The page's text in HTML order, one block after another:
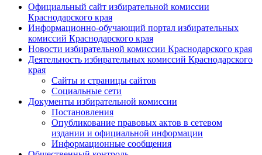
Официальный сайт избирательной комиссии
Краснодарского края
Информационно-обучающий портал избирательных
комиссий Краснодарского края
Новости избирательной комиссии Краснодарского края
Деятельность избирательных комиссий Краснодарского
края
Сайты и страницы сайтов
Социальные сети
Документы избирательной комиссии
Постановления
Опубликование правовых актов в сетевом
издании и официальной информации
Информационные сообщения